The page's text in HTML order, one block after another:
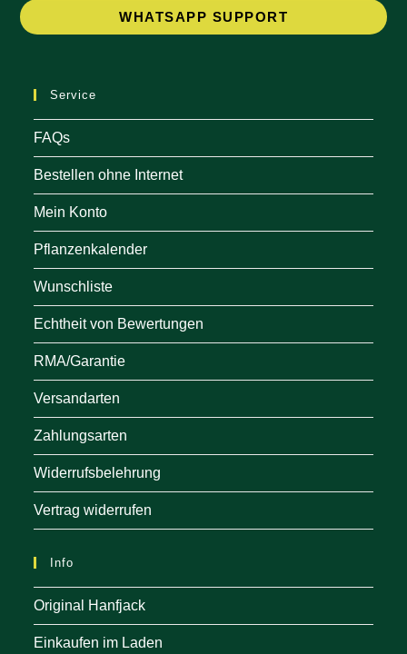
WHATSAPP SUPPORT
Service
FAQs
Bestellen ohne Internet
Mein Konto
Pflanzenkalender
Wunschliste
Echtheit von Bewertungen
RMA/Garantie
Versandarten
Zahlungsarten
Widerrufsbelehrung
Vertrag widerrufen
Info
Original Hanfjack
Einkaufen im Laden